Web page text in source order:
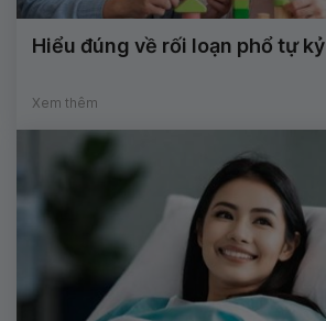
Hiểu đúng về rối loạn phổ tự kỷ
Xem thêm